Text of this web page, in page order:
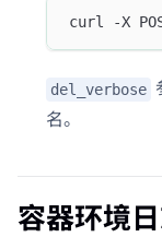
curl -X
del_verbose
名。
容器环境